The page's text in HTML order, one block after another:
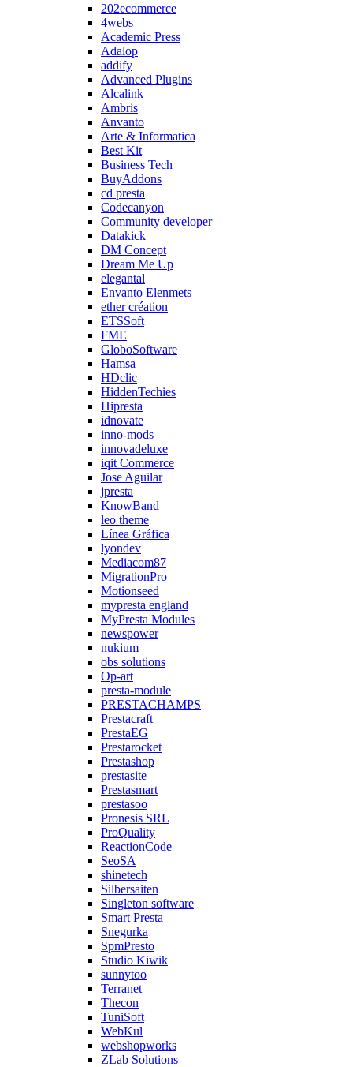
202ecommerce
4webs
Academic Press
Adalop
addify
Advanced Plugins
Alcalink
Ambris
Anvanto
Arte & Informatica
Best Kit
Business Tech
BuyAddons
cd presta
Codecanyon
Community developer
Datakick
DM Concept
Dream Me Up
elegantal
Envanto Elenmets
ether création
ETSSoft
FME
GloboSoftware
Hamsa
HDclic
HiddenTechies
Hipresta
idnovate
inno-mods
innovadeluxe
iqit Commerce
Jose Aguilar
jpresta
KnowBand
leo theme
Línea Gráfica
lyondev
Mediacom87
MigrationPro
Motionseed
mypresta england
MyPresta Modules
newspower
nukium
obs solutions
Op-art
presta-module
PRESTACHAMPS
Prestacraft
PrestaEG
Prestarocket
Prestashop
prestasite
Prestasmart
prestasoo
Pronesis SRL
ProQuality
ReactionCode
SeoSA
shinetech
Silbersaiten
Singleton software
Smart Presta
Snegurka
SpmPresto
Studio Kiwik
sunnytoo
Terranet
Thecon
TuniSoft
WebKul
webshopworks
ZLab Solutions